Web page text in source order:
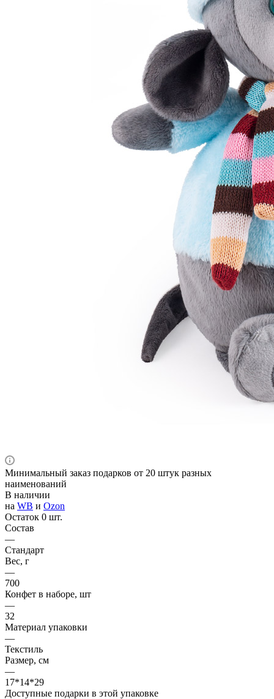
Минимальный заказ подарков от 20 штук разных
наименований
В наличии
на WB и Ozon
Остаток 0 шт.
Состав
—
Стандарт
Вес, г
—
700
Конфет в наборе, шт
—
32
Материал упаковки
—
Текстиль
Размер, см
—
17*14*29
Доступные подарки в этой упаковке